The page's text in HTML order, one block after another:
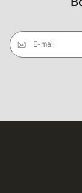
E-mail